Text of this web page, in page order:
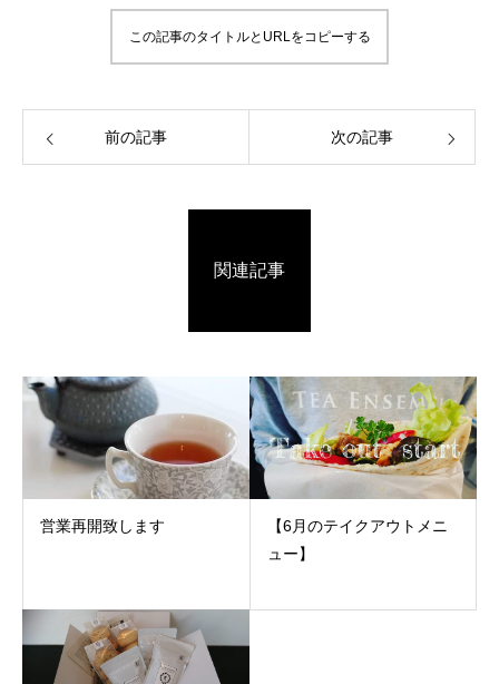
この記事のタイトルとURLをコピーする
前の記事 次の記事
関連記事
営業再開致します
【6月のテイクアウトメニ
ュー】